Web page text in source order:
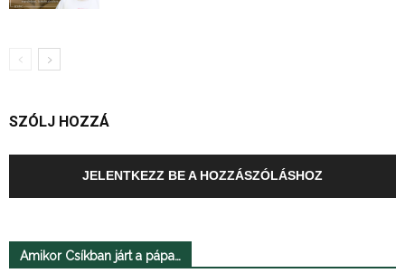
SZÓLJ HOZZÁ
JELENTKEZZ BE A HOZZÁSZÓLÁSHOZ
Amikor Csíkban járt a pápa…